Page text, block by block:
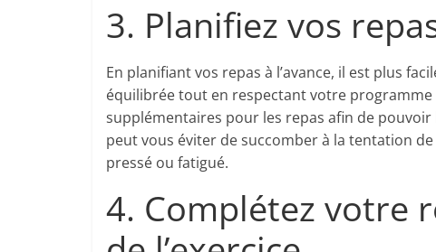
3. Planifiez vos
En planifiant vos repas à l’avance, il est plus
équilibrée tout en respectant votre
supplémentaires pour les repas afin de
peut vous éviter de succomber à la tentation
pressé ou fatigué.
4. Complétez votre